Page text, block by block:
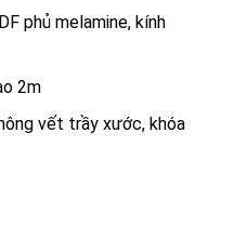
phủ melamine, kính
2m
vết trầy xước, khóa